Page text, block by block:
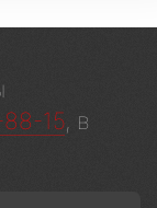
15, в